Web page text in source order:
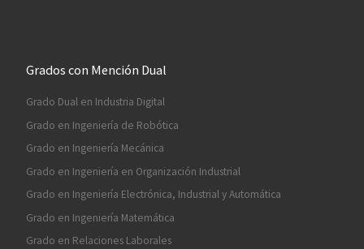
Grados con Mención Dual
Grado Dual en Industria Digital
Grado en Ingeniería de Robótica
Grado en Ingeniería Mecánica
Grado en Ingeniería en Organización Industrial
Grado en Ingeniería Electrónica, Industrial y Automática
Grado en Ingeniería Matemática
Grado en Relaciones Laborales